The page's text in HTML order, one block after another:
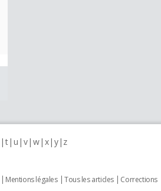
t u v w x y z
Mentions légales Tous les articles
Corrections